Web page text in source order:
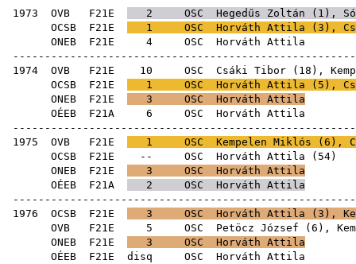
1973 OVB F21E 2 OSC Hegedűs Zoltán ( 1 ),
OCSB F21E 1 OSC Horváth Attila ( 3 ),
ONEB F21E 4 OSC
1974 OVB F21E 10 OSC Csáki Tibor ( 18 ),
OCSB F21E 1 OSC Horváth Attila ( 5 ),
ONEB F21E 3 OSC Horváth Attila
OÉEB F21A 6 OSC
1975 OVB F21E 1 OSC Kempelen Miklós ( 6 ),
OCSB F21E -- OSC Horváth Attila ( 54
ONEB F21E 3 OSC Horváth Attila
OÉEB F21A 2 OSC Horváth Attila
1976 OCSB F21E 3 OSC Horváth Attila ( 3 ),
OVB F21E 5 OSC Petöcz József ( 6 ),
ONEB F21E 3 OSC Horváth Attila
OÉEB F21E disq OSC